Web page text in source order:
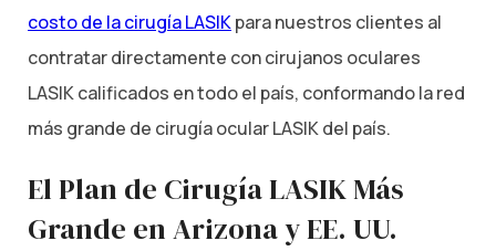
costo de la cirugía LASIKpara nuestros clientes al
contratar directamente con cirujanos oculares
LASIK calificados en todo el país, conformando la red
más grande de cirugía ocular LASIK del país.
El Plan de Cirugía LASIK Más
Grande en Arizona y EE. UU.